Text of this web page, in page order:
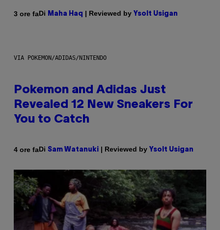
3 ore faDi Maha Haq | Reviewed by Ysolt Usigan
VIA POKEMON/ADIDAS/NINTENDO
Pokemon and Adidas Just
Revealed 12 New Sneakers For
You to Catch
4 ore faDi Sam Watanuki | Reviewed by Ysolt Usigan